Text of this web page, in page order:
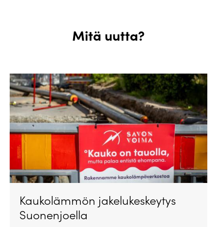
Mitä uutta?
Kaukolämmön jakelukeskeytys
Suonenjoella